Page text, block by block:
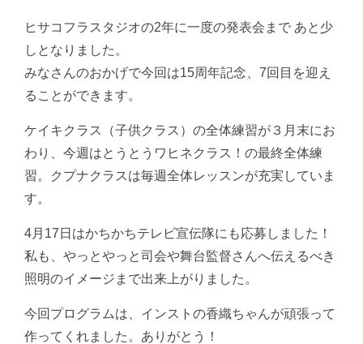
ヒサコフラスタジオの2年に一度の発表会まで あと少
しとなりました。
みなさんのおかげで今回は15周年記念、7回目を迎え
ることができます。
ケイキクラス（子供クラス）の全体練習が３月末にお
わり、今週はとうとうワヒネクラス！の最終全体練
習。クプナクラスは毎週全体レッスンが充実していま
す。
4月17日はかちかちテレビ宣伝隊にも応募しました！
私も、やっとやっと司会や舞台監督さんへ伝えるべき
照明のイメージまで出来上がりました。
今回プログラムは、インストの香織ちゃんが頑張って
作ってくれました。ありがとう！